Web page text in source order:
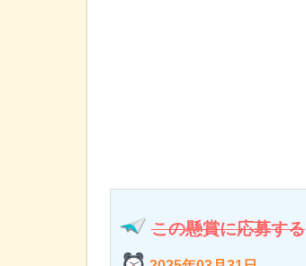
この懸賞に応募する